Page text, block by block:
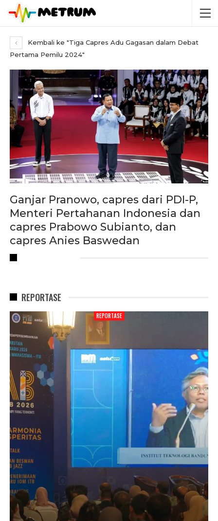
Kembali ke "Tiga Capres Adu Gagasan dalam Debat
Pertama Pemilu 2024"
Ganjar Pranowo, capres dari PDI-P,
Menteri Pertahanan Indonesia dan
capres Prabowo Subianto, dan
capres Anies Baswedan
REPORTASE
REPORTASE